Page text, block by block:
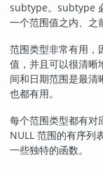
subtype。subtype
一个范围值之内、之
范围类型非常有用，
值，并且可以很清晰
间和日期范围是最清
也都有用。
每个范围类型都有对
NULL 范围的有序列
一些独特的函数。